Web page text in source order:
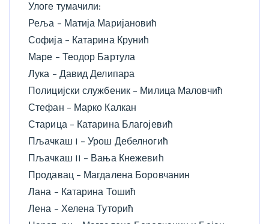
Улоге тумачили:
Реља – Матија Маријановић
Софија – Катарина Крунић
Маре – Теодор Бартула
Лука – Давид Делипара
Полицијски службеник – Милица Маловчић
Стефан – Марко Калкан
Старица – Катарина Благојевић
Пљачкаш I – Урош Дебелногић
Пљачкаш II – Вања Кнежевић
Продавац – Магдалена Боровчанин
Лана – Катарина Тошић
Лена – Хелена Туторић